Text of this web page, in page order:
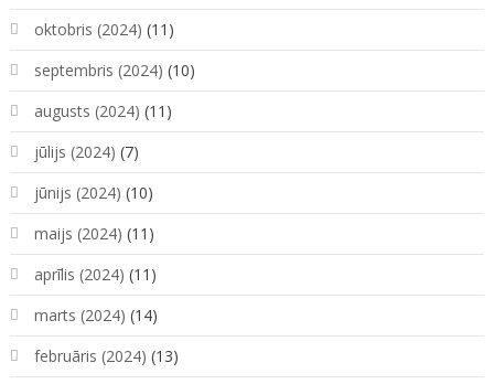
oktobris (2024) (11)
septembris (2024) (10)
augusts (2024) (11)
jūlijs (2024) (7)
jūnijs (2024) (10)
maijs (2024) (11)
aprīlis (2024) (11)
marts (2024) (14)
februāris (2024) (13)